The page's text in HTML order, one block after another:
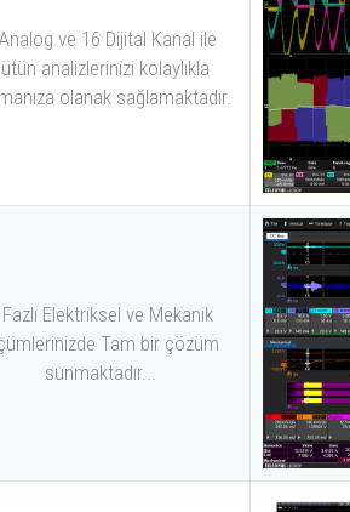
ve 16 Dijital Kanal ile
analizlerinizi kolaylıkla
olanak sağlamaktadır.
Elektriksel ve Mekanik
Tam bir çözüm
sunmaktadır...